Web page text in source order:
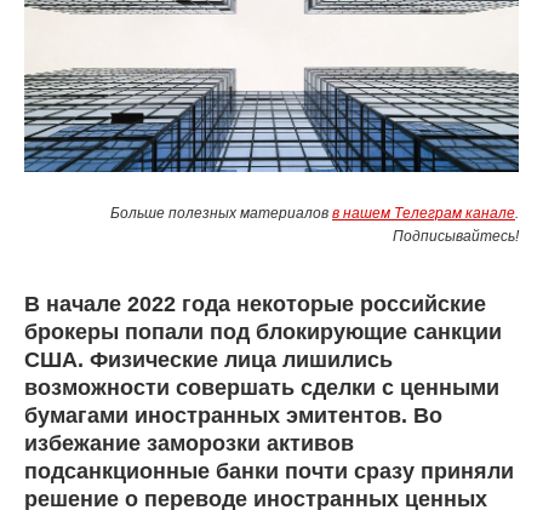
Больше полезных материалов в нашем Телеграм канале
Подписывайтесь!
В начале 2022 года некоторые российские
брокеры попали под блокирующие санкции
США. Физические лица лишились
возможности совершать сделки с ценными
бумагами иностранных эмитентов. Во
избежание заморозки активов
подсанкционные банки почти сразу приняли
решение о переводе иностранных ценных